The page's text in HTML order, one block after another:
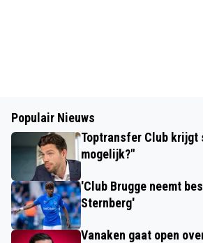
Populair Nieuws
Toptransfer Club
mogelijk?"
'Club Brugge neemt
Sternberg'
Vanaken gaat open